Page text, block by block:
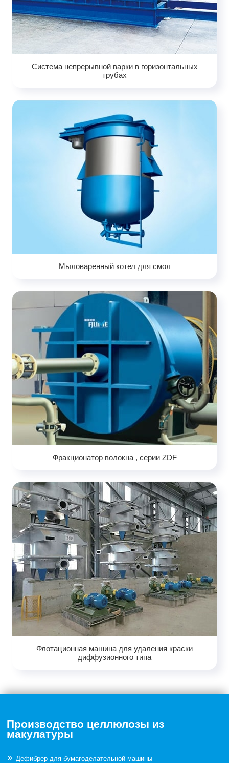
Система непрерывной варки в горизонтальных
трубах
Мыловаренный котел для смол
Фракционатор волокна , серии ZDF
Флотационная машина для удаления краски
диффузионного типа
Производство целлюлозы из
макулатуры
Дефибрер для бумагоделательной машины